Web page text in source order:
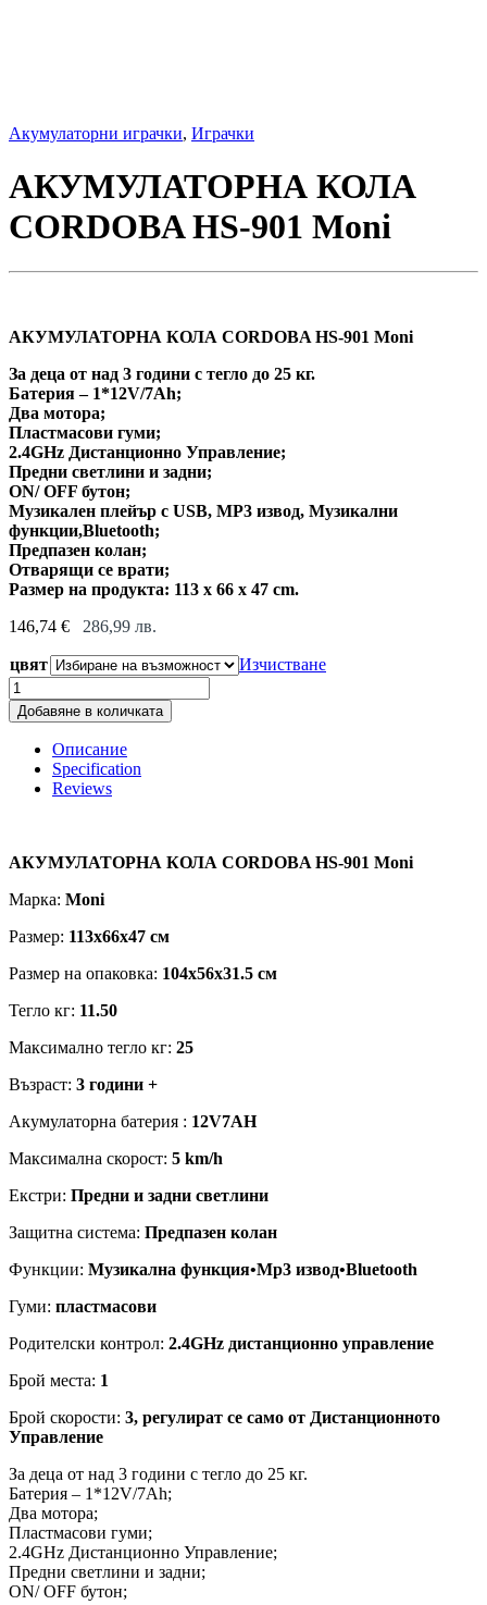
Акумулаторни играчки, Играчки
АКУМУЛАТОРНА КОЛА
CORDOBA HS-901 Moni
АКУМУЛАТОРНА КОЛА CORDOBA HS-901 Moni
За деца от над 3 години с тегло до 25 кг.
Батерия – 1*12V/7Ah;
Два мотора;
Пластмасови гуми;
2.4GHz Дистанционно Управление;
Предни светлини и задни;
ON/ OFF бутон;
Музикален плейър с USB, MP3 извод, Музикални
функции,Bluetooth;
Предпазен колан;
Отварящи се врати;
Размер на продукта: 113 x 66 x 47 cm.
146,74 € 286,99 лв.
цвят
Изчистване
АКУМУЛАТОРНА
КОЛА
CORDOBA
HS-
Moni
quantity
Добавяне в количката
Описание
Specification
Reviews
АКУМУЛАТОРНА КОЛА CORDOBA HS-901 Moni
Марка: Moni
Размер: 113x66x47 см
Размер на опаковка: 104x56x31.5 см
Тегло кг: 11.50
Максимално тегло кг: 25
Възраст: 3 години +
Акумулаторна батерия : 12V7AH
Максимална скорост: 5 km/h
Екстри: Предни и задни светлини
Защитна система: Предпазен колан
Функции: Музикална функция•Мp3 извод•Bluetooth
Гуми: пластмасови
Родителски контрол: 2.4GHz дистанционно управление
Брой места: 1
Брой скорости: 3, регулират се само от Дистанционното
Управление
За деца от над 3 години с тегло до 25 кг.
Батерия – 1*12V/7Ah;
Два мотора;
Пластмасови гуми;
2.4GHz Дистанционно Управление;
Предни светлини и задни;
ON/ OFF бутон;